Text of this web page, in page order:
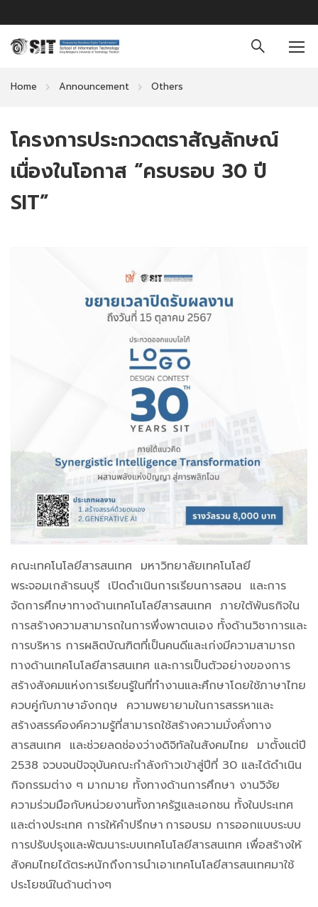
Home Announcement Others
โครงการประกวดตราสัญลักษณ์
เนื่องในโอกาส “ครบรอบ 30 ปี
SIT”
คณะเทคโนโลยีสารสนเทศ มหาวิทยาลัยเทคโนโลยี
พระจอมเกล้าธนบุรี เปิดดำเนินการเรียนการสอน และการ
จัดการศึกษาทางด้านเทคโนโลยีสารสนเทศ ภายใต้พันธกิจใน
การสร้างความสามารถในการพึ่งพาตนเอง ทั้งด้านวิชาการและ
การบริหาร การผลิตบัณฑิตที่เป็นคนดีและเก่งมีความสามารถ
ทางด้านเทคโนโลยีสารสนเทศ และการเป็นตัวอย่างของการ
สร้างสังคมแห่งการเรียนรู้ในที่ทำงานและศึกษาโดยใช้ภาษาไทย
ควบคู่กับภาษาอังกฤษ ความพยายามในการสรรหาและ
สร้างสรรค์องค์ความรู้ที่สามารถใช้สร้างความมั่งคั่งทาง
สารสนเทศ และช่วยลดช่องว่างดิจิทัลในสังคมไทย มาตั้งแต่ปี
2538 จวบจนปัจจุบันคณะกำลังก้าวเข้าสู่ปีที่ 30 และได้ดำเนิน
กิจกรรมต่าง ๆ มากมาย ทั้งทางด้านการศึกษา งานวิจัย
ความร่วมมือกับหน่วยงานทั้งภาครัฐและเอกชน ทั้งในประเทศ
และต่างประเทศ การให้คำปรึกษา การอบรม การออกแบบระบบ
การปรับปรุงและพัฒนาระบบเทคโนโลยีสารสนเทศ เพื่อสร้างให้
สังคมไทยได้ตระหนักถึงการนำเอาเทคโนโลยีสารสนเทศมาใช้
ประโยชน์ในด้านต่างๆ